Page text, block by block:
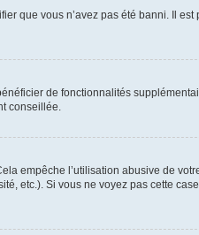
que vous n’avez pas été banni. Il
de fonctionnalités
conseillée.
empêche l’utilisation abusive de
etc.). Si vous ne voyez pas cette